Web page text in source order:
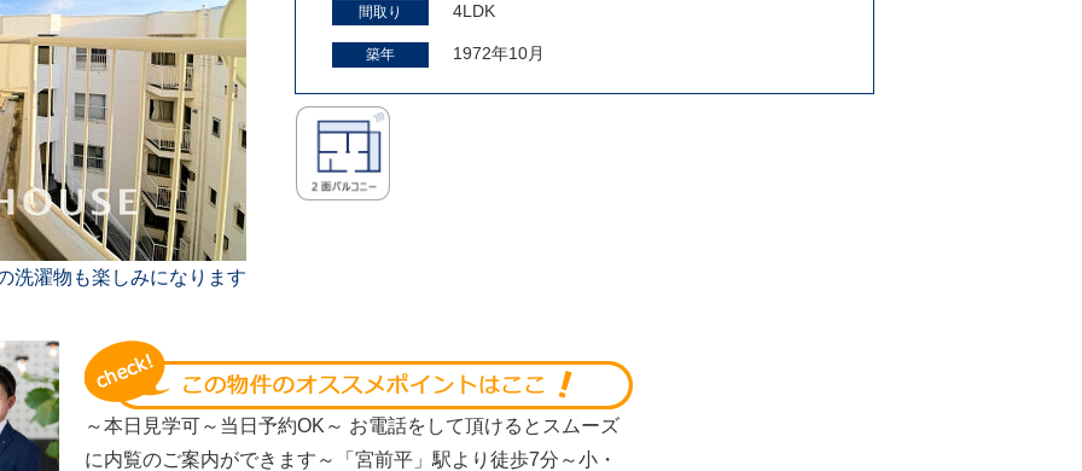
洗濯物も楽しみになります
間取り 4LDK
築年 1972年10月
～本日見学可～当日予約OK～ お電話をして頂けるとスムーズ
に内覧のご案内ができます～「宮前平」駅より徒歩7分～小・